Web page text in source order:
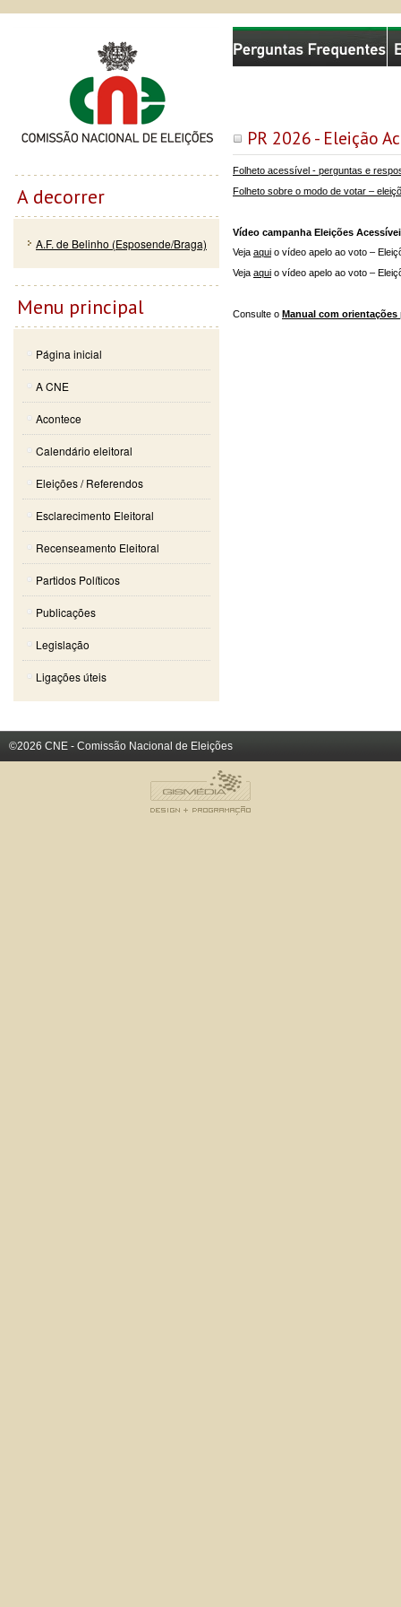
PR 2026 - Eleição
Folheto acessível - perguntas e
Folheto sobre o modo de votar –
Vídeo campanha Eleições
Veja aqui o vídeo apelo ao voto –
Veja aqui o vídeo apelo ao voto –
Consulte o Manual com
Comissão Nacional de Eleições
A decorrer
A.F. de Belinho (Esposende/Braga)
Menu principal
Página inicial
A CNE
Acontece
Calendário eleitoral
Eleições / Referendos
Esclarecimento Eleitoral
Recenseamento Eleitoral
Partidos Políticos
Publicações
Legislação
Ligações úteis
©2026 CNE - Comissão Nacional de Eleições